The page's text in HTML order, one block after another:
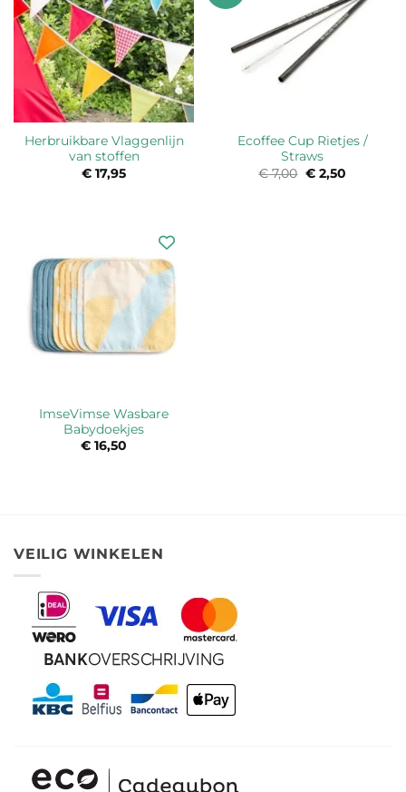
Herbruikbare Vlaggenlijn
van stoffen
€ 17,95
Ecoffee Cup Rietjes /
Straws
€7,00 Oorspronkelijke
prijs
€2,50
ImseVimse Wasbare
Babydoekjes
€ 16,50
VEILIG WINKELEN